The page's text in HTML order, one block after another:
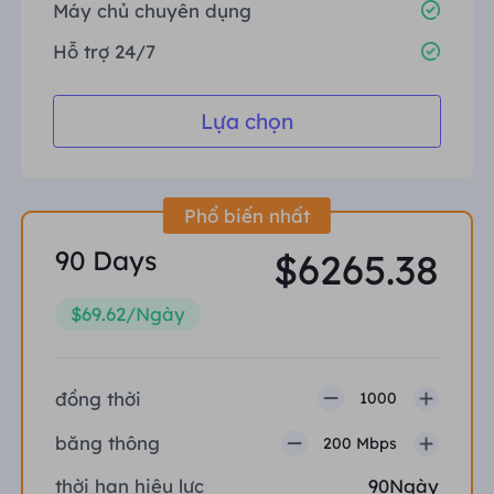
Máy chủ chuyên dụng
Hỗ trợ 24/7
Lựa chọn
Phổ biến nhất
90 Days
$69.62/Ngày
$6265.38
đồng thời 1000
băng thông 200 Mbps
thời hạn hiệu lực 90Ngày